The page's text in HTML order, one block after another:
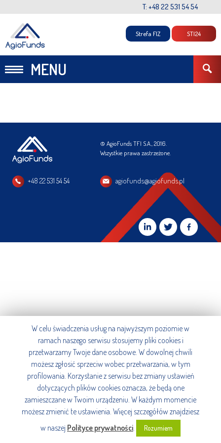
T: +48 22 531 54 54
MENU
Strefa FIZ STI24
© AgioFunds TFI S.A., 2016.
Wszystkie prawa zastrzeżone.
+48 22 531 54 54 agiofunds@agiofunds.pl
W celu świadczenia usług na najwyższym poziomie w
ramach naszego serwisu stosujemy pliki cookies i
przetwarzamy Twoje dane osobowe. W dowolnej chwili
możesz zgłosić sprzeciw wobec przetwarzania, w tym
profilowania. Korzystanie z serwisu bez zmiany ustawień
dotyczących plików cookies oznacza, że będą one
zamieszczane w Twoim urządzeniu. W każdym momencie
możesz zmienić te ustawienia. Więcej szczegółów znajdziesz
w naszej Polityce prywatności. Rozumiem